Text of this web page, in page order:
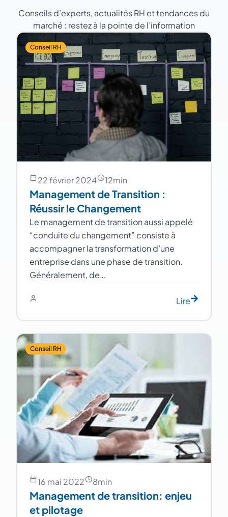
Conseils d’experts, actualités RH et tendances du
marché : restez à la pointe de l’information
Conseil RH
22 février 2024 12min
Management de Transition :
Réussir le Changement
Le management de transition aussi appelé
“conduite du changement” consiste à
accompagner la transformation d’une
entreprise dans une phase de transition.
Généralement, de…
Lire
Conseil RH
16 mai 2022 8min
Management de transition: enjeu
et pilotage